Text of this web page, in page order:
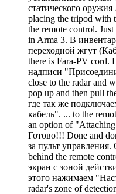
статического
placing the tripod with
the remote control.
in Arma 3. В
переходной жгут
there is Fara-PV
надписи
close to the radar and
pop up and then pull
где так же
кабель". ... to the
an option of "Attaching
Готово!!! Done and
за пульт
behind the remote
экран с зоной
этого нажимаем
radar's zone of